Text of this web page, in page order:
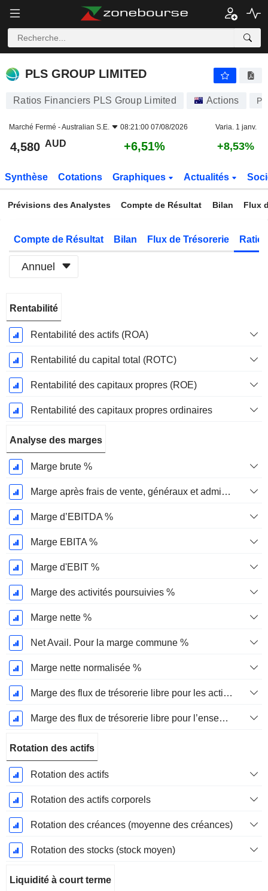
PLS GROUP LIMITED
PLS GROUP LIMITED
Ratios Financiers PLS Group Limited Actions
Marché Fermé -Australian S.E. 08:21:00 07/08/2026 Varia. 1 janv.
4,580 AUD +6,51% +8,53%
Synthèse Cotations Graphiques Actualités
Prévisions des Analystes Compte de Résultat Bilan Flux
Compte de Résultat Bilan Flux de Trésorerie
Annuel
Fiscale:
Juin
Rentabilité
Rentabilité des actifs (ROA)
Rentabilité du capital total (ROTC)
Rentabilité des capitaux propres (ROE)
Rentabilité des capitaux propres ordinaires
Analyse des marges
Marge brute %
Marge après frais de vente, généraux et administratifs %
Marge d’EBITDA %
Marge EBITA %
Marge d'EBIT %
Marge des activités poursuivies %
Marge nette %
Net Avail. Pour la marge commune %
Marge nette normalisée %
Marge des flux de trésorerie libre pour les actionnaires
Marge des flux de trésorerie libre pour l’ensemble des pourvoyeurs de fonds
Rotation des actifs
Rotation des actifs
Rotation des actifs corporels
Rotation des créances (moyenne des créances)
Rotation des stocks (stock moyen)
Liquidité à court terme